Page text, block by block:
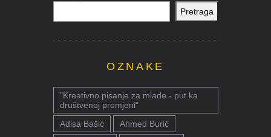
Pretraga
OZNAKE
"Kreativno pisanje za mlade - put ka
društvenoj promjeni"
Adisa Bašić
Ahmed Burić